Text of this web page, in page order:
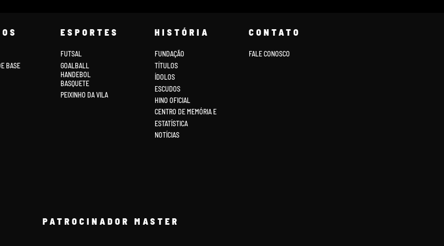
BASE
ESPORTES
FUTSAL
GOALBALL
HANDEBOL
BASQUETE
PEIXINHO DA VILA
HISTÓRIA
FUNDAÇÃO
TÍTULOS
ÍDOLOS
ESCUDOS
HINO OFICIAL
CENTRO DE MEMÓRIA E
ESTATÍSTICA
NOTÍCIAS
CONTATO
FALE CONOSCO
PATROCINADOR MASTER